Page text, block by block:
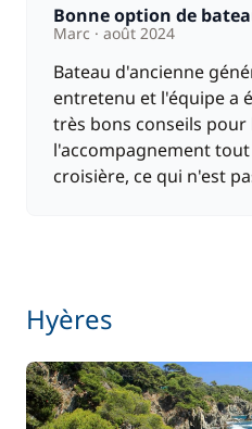
Bonne option de
Marc août 2024
Bateau d'ancienne
entretenu et l'équipe a
très bons conseils
l'accompagnement
croisière, ce qui n'est
Hyères